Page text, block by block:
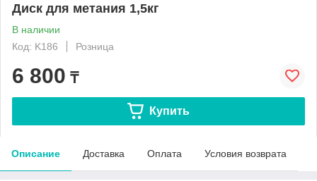
Диск для метания 1,5кг
В наличии
Код: K186
Розница
6 800 ₸
Купить
Описание Доставка Оплата Условия возврата